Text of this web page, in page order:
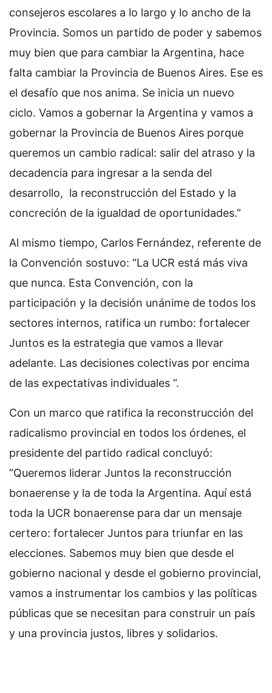
consejeros escolares a lo largo y lo ancho de la
Provincia. Somos un partido de poder y sabemos
muy bien que para cambiar la Argentina, hace
falta cambiar la Provincia de Buenos Aires. Ese es
el desafío que nos anima. Se inicia un nuevo
ciclo. Vamos a gobernar la Argentina y vamos a
gobernar la Provincia de Buenos Aires porque
queremos un cambio radical: salir del atraso y la
decadencia para ingresar a la senda del
desarrollo, la reconstrucción del Estado y la
concreción de la igualdad de oportunidades.”
Al mismo tiempo, Carlos Fernández, referente de
la Convención sostuvo: “La UCR está más viva
que nunca. Esta Convención, con la
participación y la decisión unánime de todos los
sectores internos, ratifica un rumbo: fortalecer
Juntos es la estrategia que vamos a llevar
adelante. Las decisiones colectivas por encima
de las expectativas individuales “.
Con un marco que ratifica la reconstrucción del
radicalismo provincial en todos los órdenes, el
presidente del partido radical concluyó:
“Queremos liderar Juntos la reconstrucción
bonaerense y la de toda la Argentina. Aquí está
toda la UCR bonaerense para dar un mensaje
certero: fortalecer Juntos para triunfar en las
elecciones. Sabemos muy bien que desde el
gobierno nacional y desde el gobierno provincial,
vamos a instrumentar los cambios y las políticas
públicas que se necesitan para construir un país
y una provincia justos, libres y solidarios.